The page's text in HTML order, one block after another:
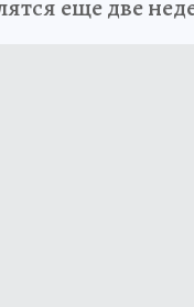
еще две